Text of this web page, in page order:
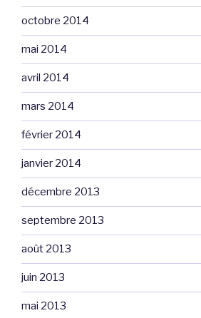
octobre 2014
mai 2014
avril 2014
mars 2014
février 2014
janvier 2014
décembre 2013
septembre 2013
août 2013
juin 2013
mai 2013